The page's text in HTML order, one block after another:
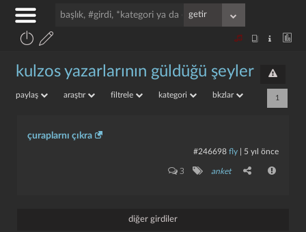
kulzos yazarlarının güldüğü şeyler
paylaş araştır filtrele kategori bkzlar 1
çuraplarnı çıkra
#246698 fly 5 yıl önce
3 anket
diğer girdiler